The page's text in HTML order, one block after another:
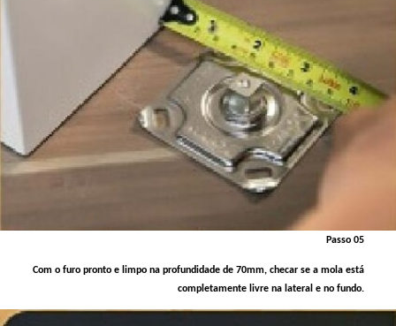
Passo 05
Com o furo pronto e limpo na profundidade de 70mm, checar se a mola está
completamente livre na lateral e no fundo.